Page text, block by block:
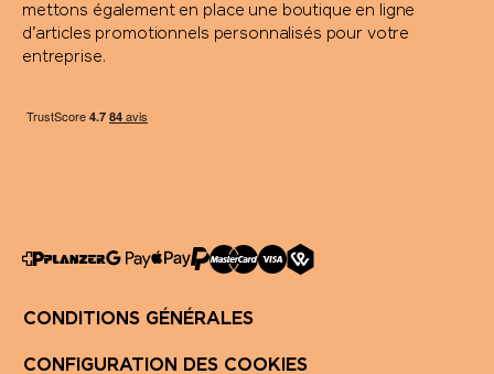
mettons également en place une boutique en ligne
d’articles promotionnels personnalisés pour votre
entreprise.
CONDITIONS GÉNÉRALES
CONFIGURATION DES COOKIES
Xtorm